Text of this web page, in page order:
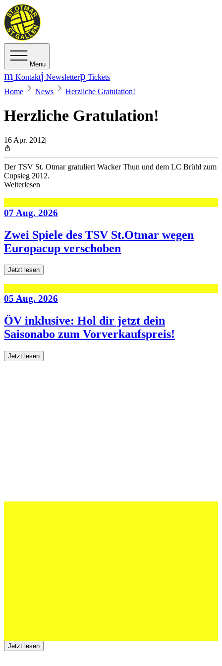
Menu
Kontakt Newsletter
Tickets
Home
News Herzliche Gratulation!
Herzliche Gratulation!
16 Apr. 2012|
Der TSV St. Otmar gratuliert Wacker Thun und dem LC Brühl zum
Cupsieg 2012.
Weiterlesen
07 Aug. 2026
Zwei Spiele des TSV St.Otmar wegen
Europacup verschoben
Jetzt lesen
05 Aug. 2026
ÖV inklusive: Hol dir jetzt dein
Saisonabo zum Vorverkaufspreis!
Jetzt lesen
Jetzt lesen